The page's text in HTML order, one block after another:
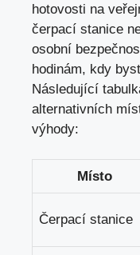
hotovosti na
čerpací stanice
osobní
hodinám, kdy
Následující
alternativních
⁤výhody:
Místo
Čerpací stanice